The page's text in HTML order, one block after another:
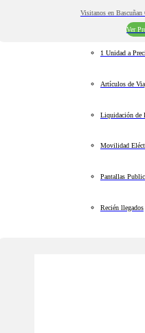
Visitanos en Bascuñan
Ver
1 Unidad a
Artículos de
Liquidación de
Movilidad
Pantallas
Recién llegados